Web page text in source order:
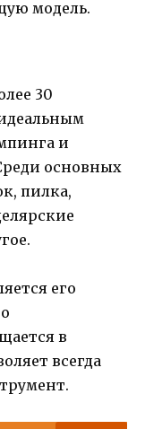
модель.
30
и
основных
пилка,
его
в
всегда